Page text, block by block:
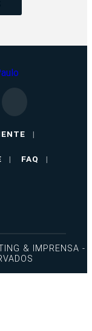
|
| FAQ |
& IMPRENSA -